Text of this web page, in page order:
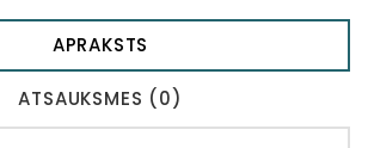
APRAKSTS
ATSAUKSMES (0)